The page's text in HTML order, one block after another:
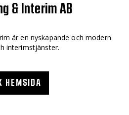
& Interim AB
är en nyskapande och modern
interimstjänster.
HEMSIDA